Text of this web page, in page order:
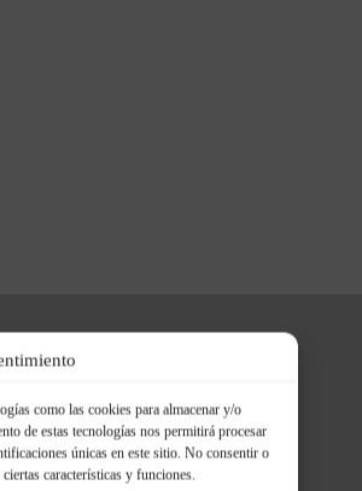
como las cookies para almacenar y/o
de estas tecnologías nos permitirá procesar
únicas en este sitio. No consentir o
características y funciones.